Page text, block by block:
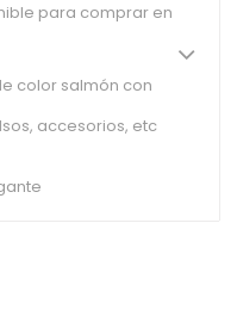
para comprar en
color salmón con
accesorios, etc